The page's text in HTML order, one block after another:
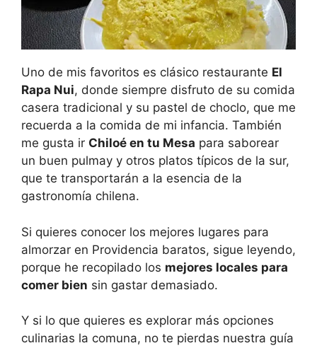
Uno de mis favoritos es clásico restaurante El
Rapa Nui, donde siempre disfruto de su comida
casera tradicional y su pastel de choclo, que me
recuerda a la comida de mi infancia. También
me gusta ir Chiloé en tu Mesa para saborear
un buen pulmay y otros platos típicos de la sur,
que te transportarán a la esencia de la
gastronomía chilena.
Si quieres conocer los mejores lugares para
almorzar en Providencia baratos, sigue leyendo,
porque he recopilado los mejores locales para
comer bien sin gastar demasiado.
Y si lo que quieres es explorar más opciones
culinarias la comuna, no te pierdas nuestra guía